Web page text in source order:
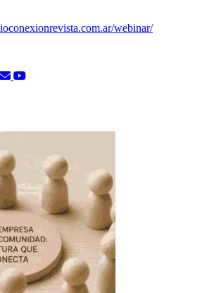
webinar/